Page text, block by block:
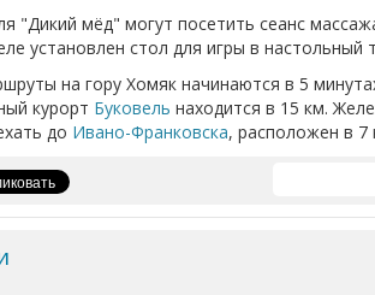
"Дикий мёд" могут посетить сеанс
установлен стол для игры в настольный
на гору Хомяк начинаются в 5
курорт Буковель находится в 15 км.
до Ивано-Франковска, расположен в 7